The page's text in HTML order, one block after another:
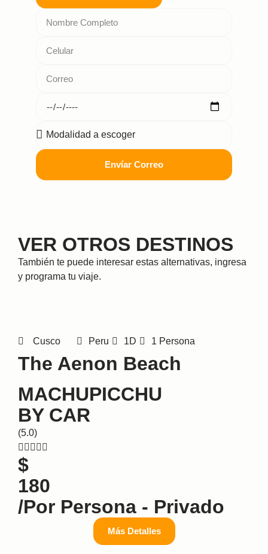
Envíar Correo
VER OTROS DESTINOS
También te puede interesar estas alternativas, ingresa
y programa tu viaje.
Peru 1D 1 Persona
The Aenon Beach
MACHUPICCHU
BY CAR
(5.0)
    
$
180
/por Persona - Privado
Más Detalles
Cusco